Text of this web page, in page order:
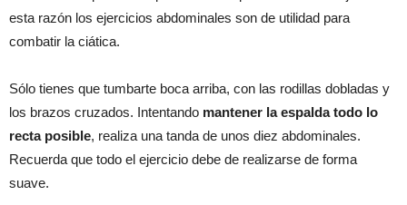
esta razón los ejercicios abdominales son de utilidad para
combatir la ciática.
Sólo tienes que tumbarte boca arriba, con las rodillas dobladas y
los brazos cruzados. Intentando mantener la espalda todo lo
recta posible, realiza una tanda de unos diez abdominales.
Recuerda que todo el ejercicio debe de realizarse de forma
suave.